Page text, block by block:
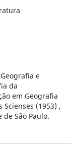
e
da
em Geografia
Scienses (1953) ,
São Paulo.